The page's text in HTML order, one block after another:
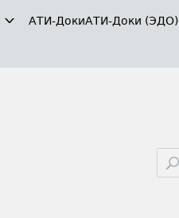
АТИ-ДокиАТИ-Доки (ЭДО)